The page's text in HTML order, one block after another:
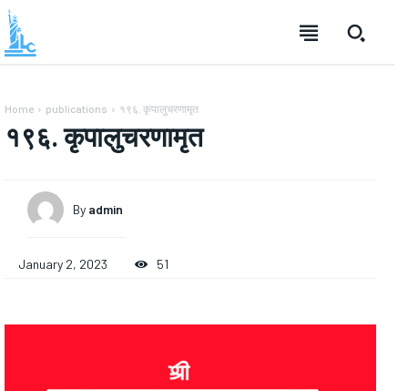
Home publications १९६. कृपालुचरणामृत
१९६. कृपालुचरणामृत
By admin
January 2, 2023 51